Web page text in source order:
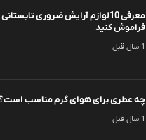
معرفی 10لوازم آرایش ضروری
فراموش کنید
1 سال قبل
چه عطری برای هوای گرم مناسب
1 سال قبل